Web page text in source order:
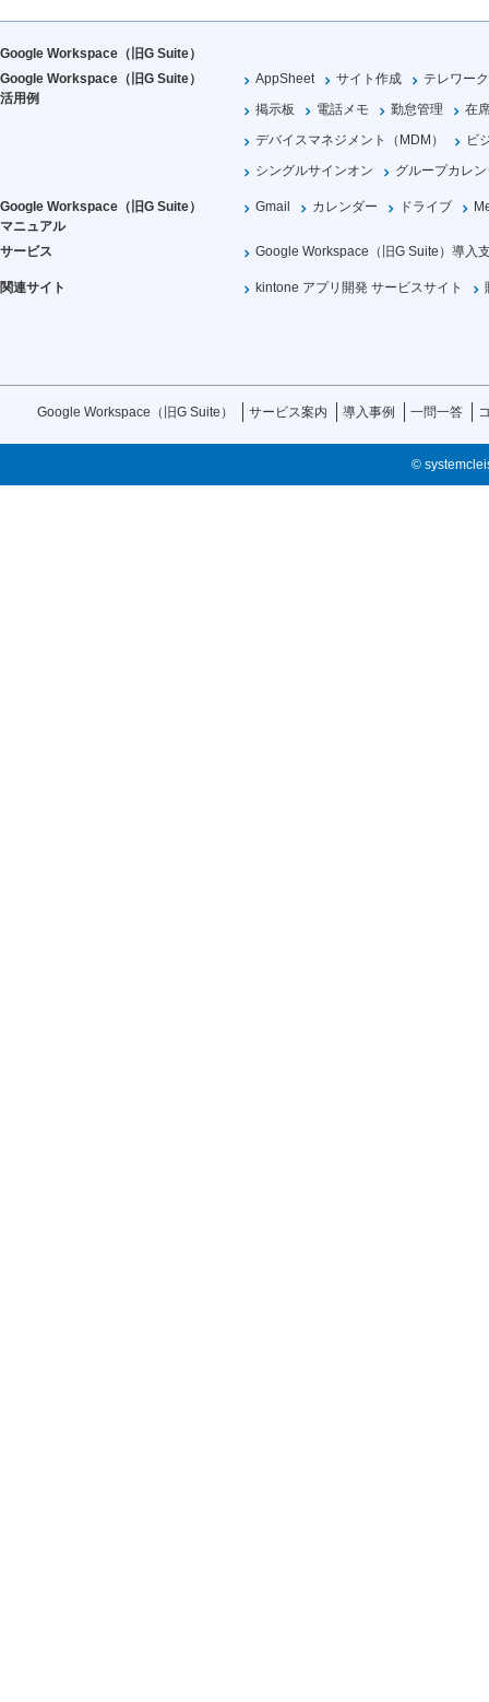
Google Workspace（旧G Suite）
Google Workspace（旧G Suite）
活用例
AppSheet サイト作成
テレワーク
掲示板
電話メモ 勤怠管理
在
デバイスマネジメント（MDM）
ビ
シングルサインオン
グループカレ
Google Workspace（旧G Suite）
マニュアル
Gmail カレンダー ドライブ
サービス Google Workspace（旧G Suite）導入
関連サイト kintone アプリ開発 サービスサイト
Google Workspace（旧G Suite） サービス案内 導入事例 一問一答
©